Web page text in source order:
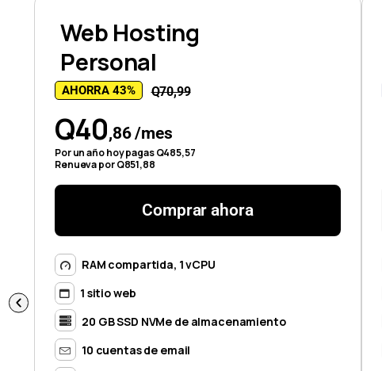
Web Hosting
Personal
AHORRA 43% Q70,99
Q40,86 /mes
Por un año hoy pagas Q485,57
Renueva por Q851,88
Comprar ahora
RAM compartida, 1 vCPU
1 sitio web
20 GB SSD NVMe de almacenamiento
10 cuentas de email